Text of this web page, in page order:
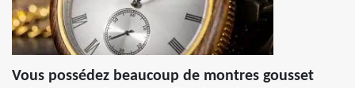
Vous possédez beaucoup de montres gousset